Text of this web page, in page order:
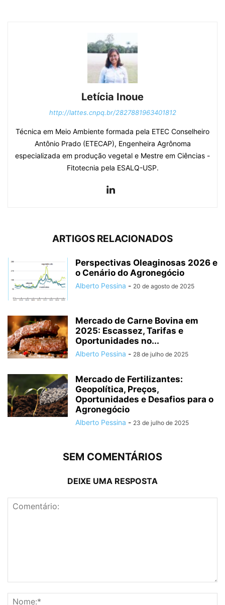
Letícia Inoue
http://lattes.cnpq.br/2827881963401812
Técnica em Meio Ambiente formada pela ETEC Conselheiro
Antônio Prado (ETECAP), Engenheira Agrônoma
especializada em produção vegetal e Mestre em Ciências -
Fitotecnia pela ESALQ-USP.
ARTIGOS RELACIONADOS
Perspectivas Oleaginosas 2026 e
o Cenário do Agronegócio
Alberto Pessina - 20 de agosto de 2025
Mercado de Carne Bovina em
2025: Escassez, Tarifas e
Oportunidades no...
Alberto Pessina - 28 de julho de 2025
Mercado de Fertilizantes:
Geopolítica, Preços,
Oportunidades e Desafios para o
Agronegócio
Alberto Pessina - 23 de julho de 2025
SEM COMENTÁRIOS
DEIXE UMA RESPOSTA